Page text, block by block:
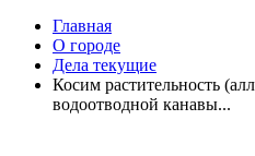
Главная
О городе
Дела текущие
Косим растительность
водоотводной канавы...